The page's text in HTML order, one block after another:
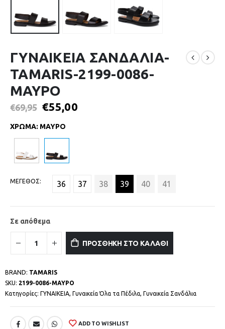
ΓΥΝΑΙΚΕΙΑ ΣΑΝΔΑΛΙΑ-
TAMARIS-2199-0086-
ΜΑΥΡΟ
€69,95 €55,00
ΧΡΩΜΑ: ΜΑΥΡΟ
ΜΕΓΕΘΟΣ 36 37 38 39 40 41
Σε απόθεμα
ΠΡΟΣΘΗΚΗ ΣΤΟ ΚΑΛΑΘΙ
BRAND: TAMARIS
SKU: 2199-0086-ΜΑΥΡΟ
Κατηγορίες: ΓΥΝΑΙΚΕΙΑ, Γυναικεία Όλα τα Πέδιλα, Γυναικεία Σανδάλια
ADD TO WISHLIST